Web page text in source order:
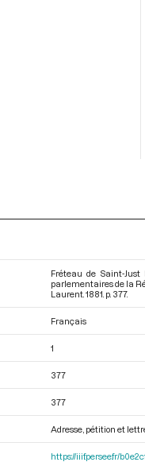
Fréteau de Saint-
parlementaires de la
Laurent. 1881. p. 377.
Français
1
377
377
Adresse, pétition et
https://iiif.persee.fr/